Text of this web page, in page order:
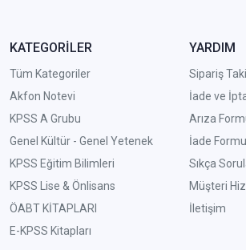
KATEGORİLER
Tüm Kategoriler
Akfon Notevi
KPSS A Grubu
Genel Kültür - Genel Yetenek
KPSS Eğitim Bilimleri
KPSS Lise & Önlisans
ÖABT KİTAPLARI
E-KPSS Kitapları
YARDIM
Sipariş
İade ve
Arıza
İade Formu
Sıkça
Müşteri
İletişim